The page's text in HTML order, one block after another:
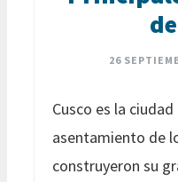
26
Cusco es la
asentamiento de
construyeron su